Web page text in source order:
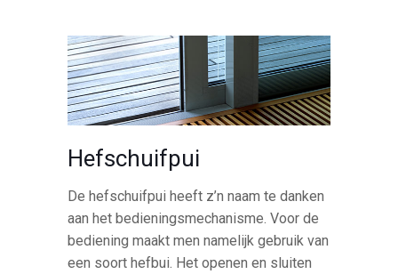
Hefschuifpui
De hefschuifpui heeft z’n naam te danken
aan het bedieningsmechanisme. Voor de
bediening maakt men namelijk gebruik van
een soort hefbui. Het openen en sluiten